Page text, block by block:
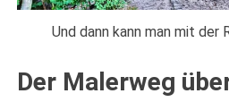
Und dann kann man mit der
Der Malerweg